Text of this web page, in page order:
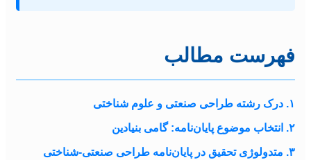
فهرست مطالب
۱. درک رشته طراحی صنعتی و علوم شناختی
۲. انتخاب موضوع پایان‌نامه: گامی بنیادین
۳. متدولوژی تحقیق در پایان‌نامه طراحی صنعتی-شناختی